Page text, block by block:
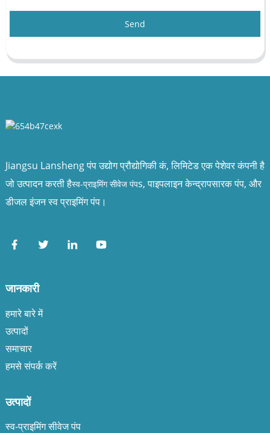
Send
Jiangsu Lansheng पंप उद्योग प्रौद्योगिकी कं, लिमिटेड एक पेशेवर कंपनी है
जो उत्पादन करती हैस्व-प्राइमिंग सीवेज पंपs, पाइपलाइन केन्द्रापसारक पंप, और
डीजल इंजन स्व प्राइमिंग पंप।
जानकारी
हमारे बारे में
उत्पादों
समाचार
हमसे संपर्क करें
उत्पादों
स्व-प्राइमिंग सीवेज पंप